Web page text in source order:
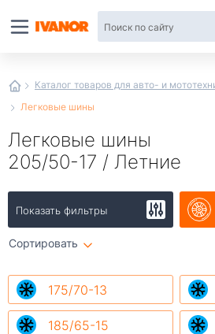
Каталог товаров для авто- и
Легковые шины
Легковые шины
205/50-17 / Летние
Показать фильтры
Сортировать
175/70-13
185/65-15
интернет-